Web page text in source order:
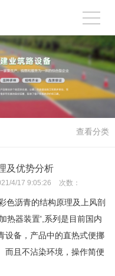
查看分类
及优势分析
4/17 9:05:26 次数：
沥青的结构原理及上风剖
热器装置',系列是目前国内
设备，产品中的直热式便挪
而且不沾染环境，操作简便